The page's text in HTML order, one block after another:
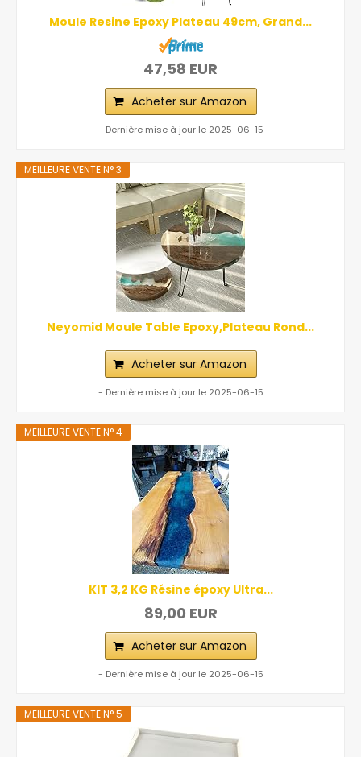
Moule Resine Epoxy Plateau 49cm, Grand...
47,58 EUR
Acheter sur Amazon
- Dernière mise à jour le 2025-06-15
MEILLEURE VENTE N° 3
Neyomid Moule Table Epoxy,Plateau Rond...
Acheter sur Amazon
- Dernière mise à jour le 2025-06-15
MEILLEURE VENTE N° 4
KIT 3,2 KG Résine époxy Ultra...
89,00 EUR
Acheter sur Amazon
- Dernière mise à jour le 2025-06-15
MEILLEURE VENTE N° 5